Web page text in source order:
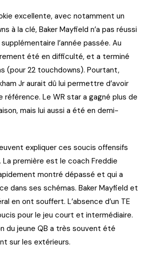
excellente, avec notamment un
à la clé, Baker Mayfield n’a pas réussi
l’année passée. Au
été en difficulté, et a terminé
(pour 22 touchdowns). Pourtant,
Jr aurait dû lui permettre d’avoir
référence. Le WR star a gagné plus de
mais lui aussi a été en demi-
expliquer ces soucis offensifs
La première est le coach Freddie
montré dépassé et qui a
dans ses schémas. Baker Mayfield et
en ont souffert. L’absence d’un TE
pour le jeu court et intermédiaire.
du jeune QB a très souvent été
sur les extérieurs.